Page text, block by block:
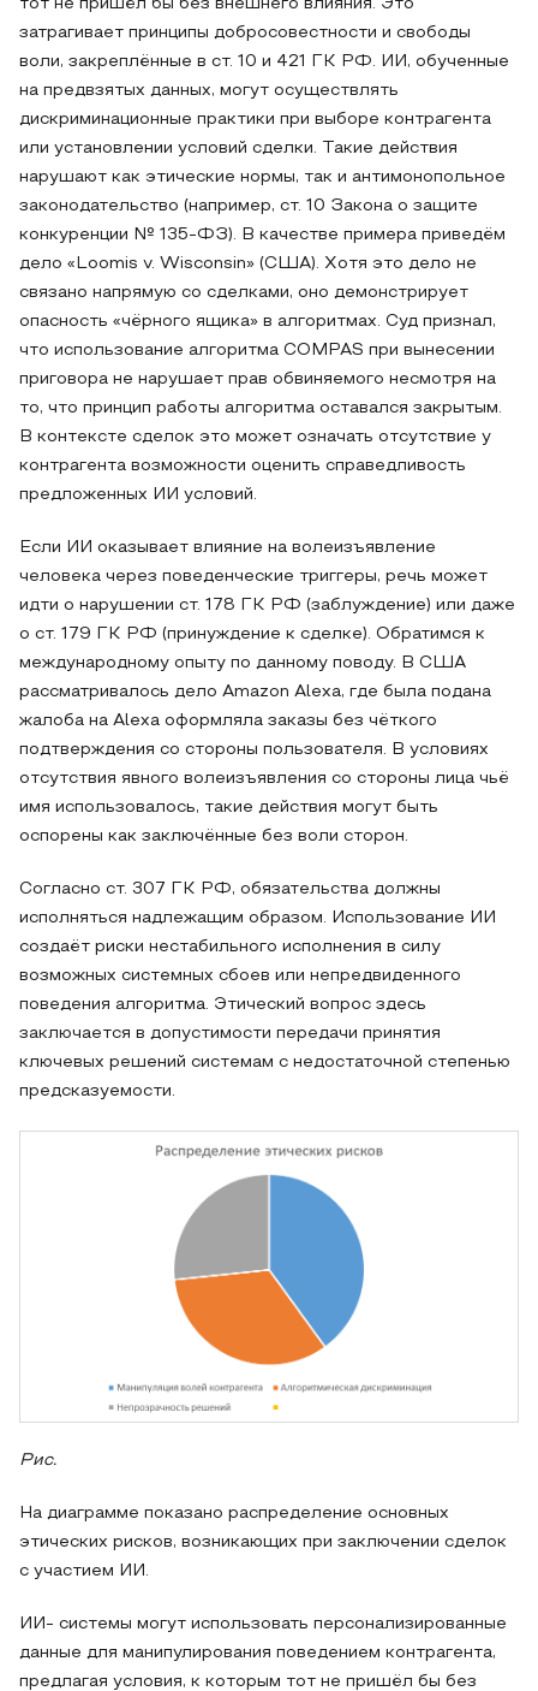
тот не пришёл бы без внешнего влияния. Это
затрагивает принципы добросовестности и свободы
воли, закреплённые в ст. 10 и 421 ГК РФ. ИИ, обученные
на предвзятых данных, могут осуществлять
дискриминационные практики при выборе контрагента
или установлении условий сделки. Такие действия
нарушают как этические нормы, так и антимонопольное
законодательство (например, ст. 10 Закона о защите
конкуренции № 135-ФЗ). В качестве примера приведём
дело «Loomis v. Wisconsin» (США). Хотя это дело не
связано напрямую со сделками, оно демонстрирует
опасность «чёрного ящика» в алгоритмах. Суд признал,
что использование алгоритма COMPAS при вынесении
приговора не нарушает прав обвиняемого несмотря на
то, что принцип работы алгоритма оставался закрытым.
В контексте сделок это может означать отсутствие у
контрагента возможности оценить справедливость
предложенных ИИ условий.
Если ИИ оказывает влияние на волеизъявление
человека через поведенческие триггеры, речь может
идти о нарушении ст. 178 ГК РФ (заблуждение) или даже
о ст. 179 ГК РФ (принуждение к сделке). Обратимся к
международному опыту по данному поводу. В США
рассматривалось дело Amazon Alexa, где была подана
жалоба на Alexa оформляла заказы без чёткого
подтверждения со стороны пользователя. В условиях
отсутствия явного волеизъявления со стороны лица чьё
имя использовалось, такие действия могут быть
оспорены как заключённые без воли сторон.
Согласно ст. 307 ГК РФ, обязательства должны
исполняться надлежащим образом. Использование ИИ
создаёт риски нестабильного исполнения в силу
возможных системных сбоев или непредвиденного
поведения алгоритма. Этический вопрос здесь
заключается в допустимости передачи принятия
ключевых решений системам с недостаточной степенью
предсказуемости.
Рис.
На диаграмме показано распределение основных
этических рисков, возникающих при заключении сделок
с участием ИИ.
ИИ- системы могут использовать персонализированные
данные для манипулирования поведением контрагента,
предлагая условия, к которым тот не пришёл бы без